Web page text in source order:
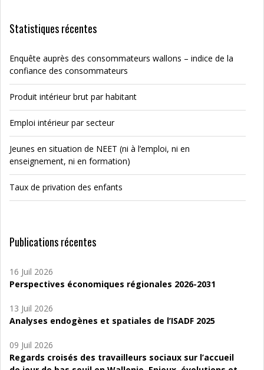
Statistiques récentes
Enquête auprès des consommateurs wallons – indice de la
confiance des consommateurs
Produit intérieur brut par habitant
Emploi intérieur par secteur
Jeunes en situation de NEET (ni à l’emploi, ni en
enseignement, ni en formation)
Taux de privation des enfants
Publications récentes
16 Juil 2026
Perspectives économiques régionales 2026-2031
13 Juil 2026
Analyses endogènes et spatiales de l’ISADF 2025
09 Juil 2026
Regards croisés des travailleurs sociaux sur l’accueil